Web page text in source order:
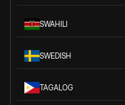
SWAHILI
SWEDISH
TAGALOG